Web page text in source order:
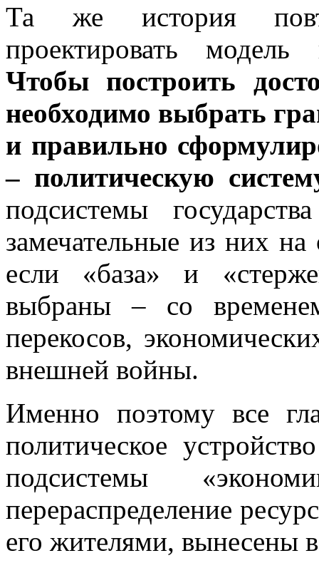
Та же история
проектировать модель
Чтобы построить
необходимо выбрать
и правильно
– политическую
подсистемы
замечательные из них
если «база» и
выбраны – со
перекосов,
внешней войны.
Именно поэтому все
политическое
подсистемы
перераспределение
его жителями, вынесены